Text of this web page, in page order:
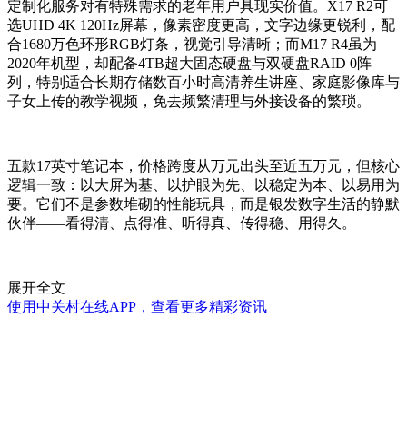
定制化服务对有特殊需求的老年用户具现实价值。X17 R2可
选UHD 4K 120Hz屏幕，像素密度更高，文字边缘更锐利，配
合1680万色环形RGB灯条，视觉引导清晰；而M17 R4虽为
2020年机型，却配备4TB超大固态硬盘与双硬盘RAID 0阵
列，特别适合长期存储数百小时高清养生讲座、家庭影像库与
子女上传的教学视频，免去频繁清理与外接设备的繁琐。
五款17英寸笔记本，价格跨度从万元出头至近五万元，但核心
逻辑一致：以大屏为基、以护眼为先、以稳定为本、以易用为
要。它们不是参数堆砌的性能玩具，而是银发数字生活的静默
伙伴——看得清、点得准、听得真、传得稳、用得久。
展开全文
使用中关村在线APP，查看更多精彩资讯